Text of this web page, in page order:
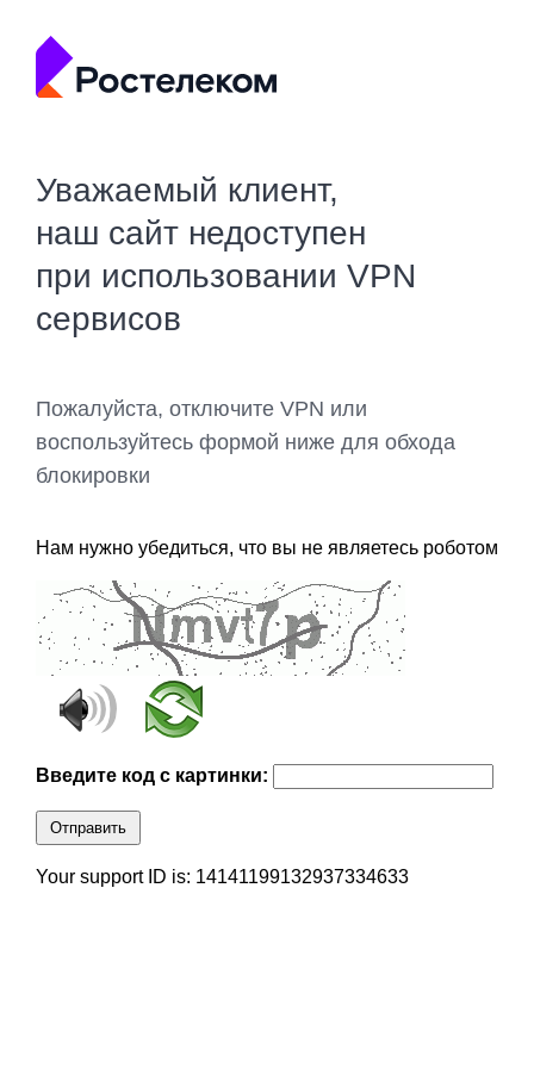
Уважаемый клиент,
наш сайт недоступен
при использовании VPN
сервисов
Пожалуйста, отключите VPN или
воспользуйтесь формой ниже для обхода
блокировки
Нам нужно убедиться, что вы не являетесь роботом
Введите код с картинки:
Отправить
Your support ID is: 14141199132937334633